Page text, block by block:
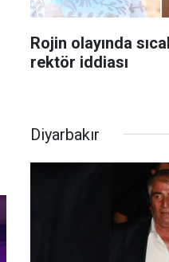
Rojin olayında
rektör iddiası
Diyarbakır